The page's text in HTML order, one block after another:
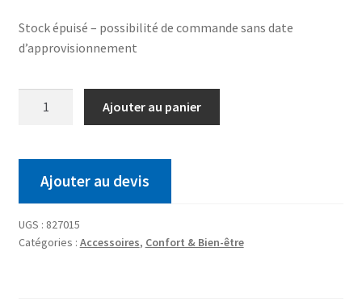
Stock épuisé – possibilité de commande sans date
d’approvisionnement
Ajouter au panier
Ajouter au devis
UGS : 827015
Catégories : Accessoires, Confort & Bien-être